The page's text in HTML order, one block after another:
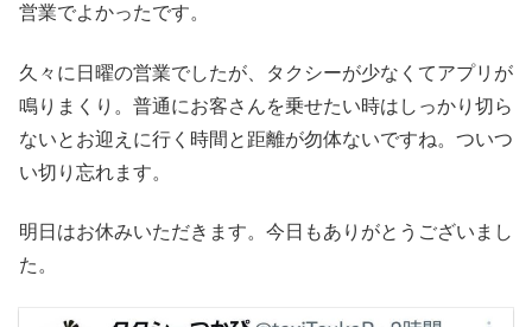
営業でよかったです。
久々に日曜の営業でしたが、タクシーが少なくてアプリが
鳴りまくり。普通にお客さんを乗せたい時はしっかり切ら
ないとお迎えに行く時間と距離が勿体ないですね。ついつ
い切り忘れます。
明日はお休みいただきます。今日もありがとうございまし
た。